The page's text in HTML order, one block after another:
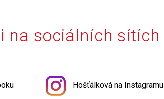
na sociálních sítích
Hošťálková na Instagramu